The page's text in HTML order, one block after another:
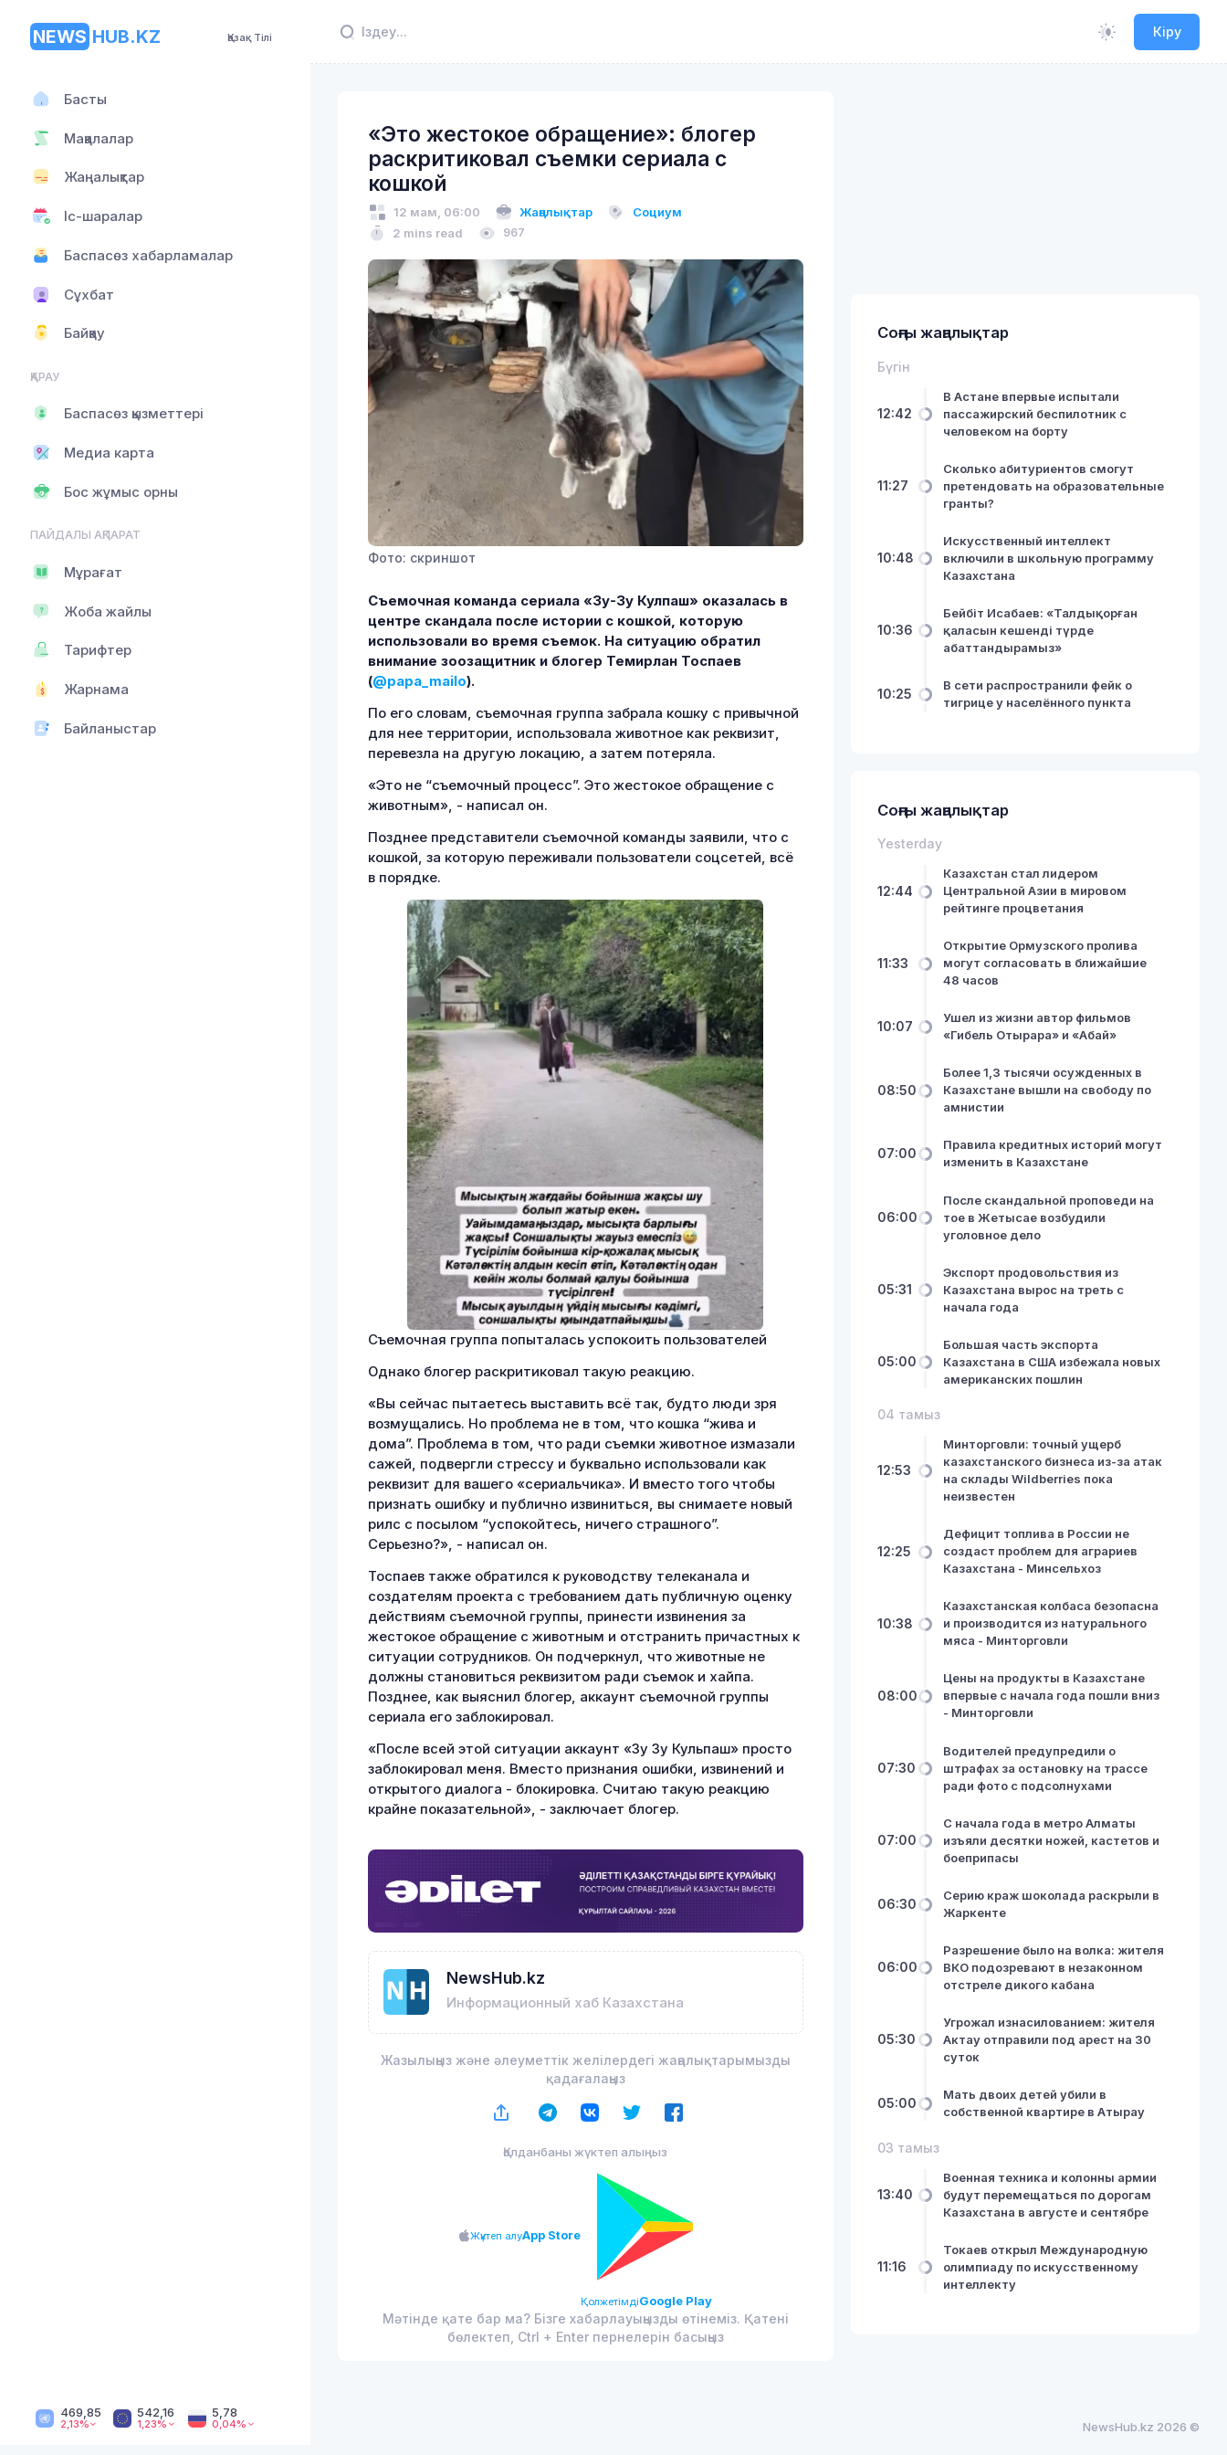
Кіру
NEWS HUB.KZ Қазақ Тілі
Басты
Мақалалар
Жаңалықтар
Іс-шаралар
Баспасөз хабарламалар
Сұхбат
Байқау
ҚАРАУ
Баспасөз қызметтері
Медиа карта
Бос жұмыс орны
ПАЙДАЛЫ АҚПАРАТ
Мұрағат
Жоба жайлы
Тарифтер
Жарнама
Байланыстар
469,85
2,13%
542,16
1,23%
5,78
0,04%
«Это жестокое обращение»: блогер
раскритиковал съемки сериала с
кошкой
12 мам, 06:00 Жаңалықтар
Социум
2 mins read
967
Фото: скриншот
Съемочная команда сериала «Зу-3у Кулпаш» оказалась в
центре скандала после истории с кошкой, которую
использовали во время съемок. На ситуацию обратил
внимание зоозащитник и блогер Темирлан Тоспаев
(@papa_mailo).
По его словам, съемочная группа забрала кошку с привычной
для нее территории, использовала животное как реквизит,
перевезла на другую локацию, а затем потеряла.
«Это не “съемочный процесс”. Это жестокое обращение с
животным», - написал он.
Позднее представители съемочной команды заявили, что с
кошкой, за которую переживали пользователи соцсетей, всё
в порядке.
Съемочная группа попыталась успокоить пользователей
Однако блогер раскритиковал такую реакцию.
«Вы сейчас пытаетесь выставить всё так, будто люди зря
возмущались. Но проблема не в том, что кошка “жива и
дома”. Проблема в том, что ради съемки животное измазали
сажей, подвергли стрессу и буквально использовали как
реквизит для вашего «сериальчика». И вместо того чтобы
признать ошибку и публично извиниться, вы снимаете новый
рилс с посылом “успокойтесь, ничего страшного”.
Серьезно?», - написал он.
Тоспаев также обратился к руководству телеканала и
создателям проекта с требованием дать публичную оценку
действиям съемочной группы, принести извинения за
жестокое обращение с животным и отстранить причастных к
ситуации сотрудников. Он подчеркнул, что животные не
должны становиться реквизитом ради съемок и хайпа.
Позднее, как выяснил блогер, аккаунт съемочной группы
сериала его заблокировал.
«После всей этой ситуации аккаунт «Зу Зу Кульпаш» просто
заблокировал меня. Вместо признания ошибки, извинений и
открытого диалога - блокировка. Считаю такую реакцию
крайне показательной», - заключает блогер.
NewsHub.kz
Информационный хаб Казахстана
Жазылыңыз және әлеуметтік желілердегі жаңалықтарымызды
қадағалаңыз
Қолданбаны жүктеп алыңыз
Жүктеп алуApp Store
ҚолжетімдіGoogle Play
Мәтінде қате бар ма? Бізге хабарлауыңызды өтінеміз. Қатені
бөлектеп, Ctrl + Enter пернелерін басыңыз
Соңғы жаңалықтар
Бүгін
12:42
В Астане впервые испытали
пассажирский беспилотник с
человеком на борту
11:27
Сколько абитуриентов смогут
претендовать на образовательные
гранты?
10:48
Искусственный интеллект
включили в школьную программу
Казахстана
10:36
Бейбіт Исабаев: «Талдықорған
қаласын кешенді түрде
абаттандырамыз»
10:25
В сети распространили фейк о
тигрице у населённого пункта
Соңғы жаңалықтар
Yesterday
12:44
Казахстан стал лидером
Центральной Азии в мировом
рейтинге процветания
11:33
Открытие Ормузского пролива
могут согласовать в ближайшие
48 часов
10:07
Ушел из жизни автор фильмов
«Гибель Отырара» и «Абай»
08:50
Более 1,3 тысячи осужденных в
Казахстане вышли на свободу по
амнистии
07:00
Правила кредитных историй могут
изменить в Казахстане
06:00
После скандальной проповеди на
тое в Жетысае возбудили
уголовное дело
05:31
Экспорт продовольствия из
Казахстана вырос на треть с
начала года
05:00
Большая часть экспорта
Казахстана в США избежала новых
американских пошлин
04 тамыз
12:53
Минторговли: точный ущерб
казахстанского бизнеса из-за атак
на склады Wildberries пока
неизвестен
12:25
Дефицит топлива в России не
создаст проблем для аграриев
Казахстана - Минсельхоз
10:38
Казахстанская колбаса безопасна
и производится из натурального
мяса - Минторговли
08:00
Цены на продукты в Казахстане
впервые с начала года пошли вниз
- Минторговли
07:30
Водителей предупредили о
штрафах за остановку на трассе
ради фото с подсолнухами
07:00
С начала года в метро Алматы
изъяли десятки ножей, кастетов и
боеприпасы
06:30
Серию краж шоколада раскрыли в
Жаркенте
06:00
Разрешение было на волка: жителя
ВКО подозревают в незаконном
отстреле дикого кабана
05:30
Угрожал изнасилованием: жителя
Актау отправили под арест на 30
суток
05:00
Мать двоих детей убили в
собственной квартире в Атырау
03 тамыз
13:40
Военная техника и колонны армии
будут перемещаться по дорогам
Казахстана в августе и сентябре
11:16
Токаев открыл Международную
олимпиаду по искусственному
интеллекту
NewsHub.kz 2026 ©